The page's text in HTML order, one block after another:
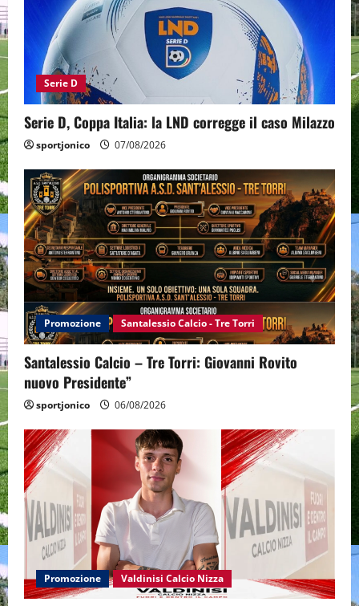
Serie D
Serie D, Coppa Italia: la LND corregge il caso Milazzo
sportjonico 07/08/2026
Promozione Santalessio Calcio - Tre Torri
Santalessio Calcio – Tre Torri: Giovanni Rovito
nuovo Presidente”
sportjonico 06/08/2026
Promozione Valdinisi Calcio Nizza